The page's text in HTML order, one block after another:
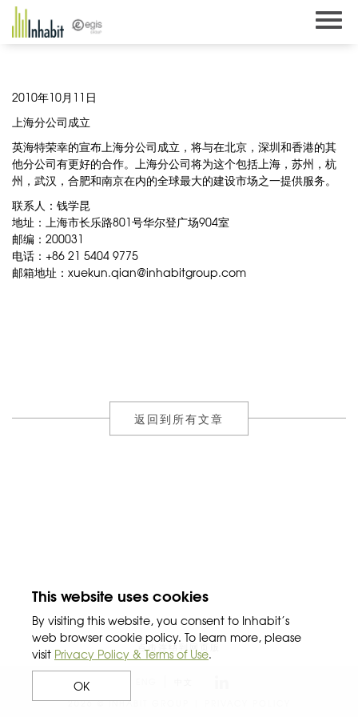
Skip
content
2010年10月11日
上海分公司成立
英海特荣幸的宣布上海分公司成立，将与在北京，深圳和香港的其
他分公司有更好的合作。上海分公司将为这个包括上海，苏州，杭
州，武汉，合肥和南京在内的全球最大的建设市场之一提供服务。
联系人：钱学昆
地址：上海市长乐路801号华尔登广场904室
邮编：200031
电话：+86 21 5404 9775
邮箱地址： xuekun.qian@inhabitgroup.com
返回到所有文章
点击连结到网页版
2026 © INHABIT GROUP |
This website uses cookies
By visiting this website, you consent to Inhabit’s
web browser cookie policy. To learn more, please
visit Privacy Policy & Terms of Use.
OK